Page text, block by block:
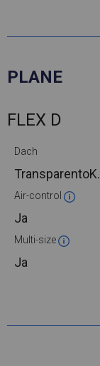
PLANE
FLEX D
Dach
TransparentoK.
Air-control
Ja
Multi-size
Ja